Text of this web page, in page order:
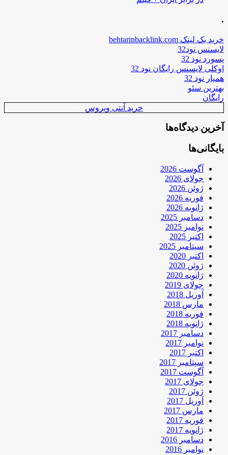
.
خرید بک لینک behtarinbacklink.com
لایسنس نود32
پسورد نود 32
اوکلی لایسنس رایگان نود 32
همیار نود 32
بهترین سئو
رایگان
خرید آنتی ویروس
آخرین دیدگاه‌ها
بایگانی‌ها
آگوست 2026
جولای 2026
ژوئن 2026
فوریه 2026
ژانویه 2026
دسامبر 2025
نوامبر 2025
اکتبر 2025
سپتامبر 2025
اکتبر 2020
ژوئن 2020
ژانویه 2020
جولای 2019
آوریل 2018
مارس 2018
فوریه 2018
ژانویه 2018
دسامبر 2017
نوامبر 2017
اکتبر 2017
سپتامبر 2017
آگوست 2017
جولای 2017
ژوئن 2017
آوریل 2017
مارس 2017
فوریه 2017
ژانویه 2017
دسامبر 2016
نوامبر 2016